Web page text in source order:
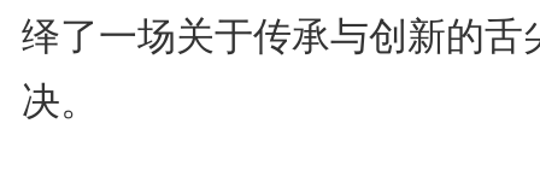
绎了一场关于传承与创新的舌
决。